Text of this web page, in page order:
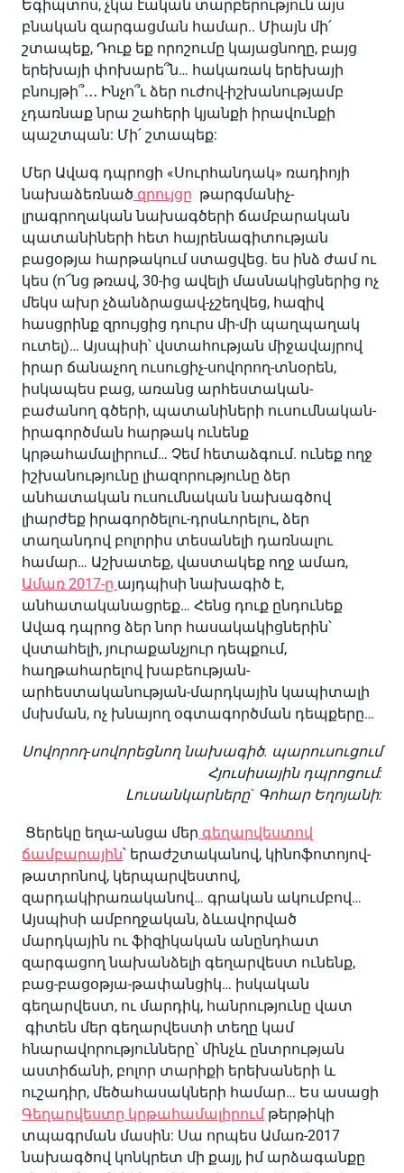
Եգիպտոս, չկա էական տարբերություն այս
բնական զարգացման համար.. Միայն մի՛
շտապեք, Դուք եք որոշումը կայացնողը, բայց
երեխայի փոխարե՞ն… հակառակ երեխայի
բնույթի՞․․․ Ինչո՞ւ ձեր ուժով-իշխանությամբ
չդառնաք նրա շահերի կյանքի իրավունքի
պաշտպան: Մի՛ շտապեք:
Մեր Ավագ դպրոցի «Սուրհանդակ» ռադիոյի
նախաձեռնած զրույցը թարգմանիչ-
լրագրողական նախագծերի ճամբարական
պատանիների հետ հայրենագիտության
բացօթյա հարթակում ստացվեց. ես ինձ ժամ ու
կես (ո՜նց թռավ, 30-ից ավելի մասնակիցներից ոչ
մեկս ախր չձանձրացավ-չշեղվեց, հազիվ
հասցրինք զրույցից դուրս մի-մի պաղպաղակ
ուտել)… Այսպիսի՝ վստահության միջավայրով
իրար ճանաչող ուսուցիչ-սովորող-տնօրեն,
իսկապես բաց, առանց արհեստական-
բաժանող գծերի, պատանիների ուսումնական-
իրագործման հարթակ ունենք
կրթահամալիրում… Չեմ հետաձգում. ունեք ողջ
իշխանությունը լիազորությունը ձեր
անհատական ուսումնական նախագծով
լիարժեք իրագործելու-դրսևորելու, ձեր
տաղանդով բոլորիս տեսանելի դառնալու
համար… Աշխատեք, վաստակեք ողջ ամառ,
Ամառ 2017-ը այդպիսի նախագիծ է,
անհատականացրեք… Հենց դուք ընդունեք
Ավագ դպրոց ձեր նոր հասակակիցներին՝
վստահելի, յուրաքանչյուր դեպքում,
հաղթահարելով խաբեության-
արհեստականության-մարդկային կապիտալի
մսխման, ոչ խնայող օգտագործման դեպքերը…
Սովորող-սովորեցնող նախագիծ. պարուսուցում
Հյուսիսային դպրոցում:
Լուսանկարները` Գոհար Եղոյանի:
Ցերեկը եղա-անցա մեր գեղարվեստով
ճամբարային՝ երաժշտականով, կինոֆոտոյով-
թատրոնով, կերպարվեստով,
զարդակիրառականով… գրական ակումբով…
Այսպիսի ամբողջական, ձևավորված
մարդկային ու ֆիզիկական անընդհատ
զարգացող նախանձելի գեղարվեստ ունենք,
բաց-բացօթյա-թափանցիկ… իսկական
գեղարվեստ, ու մարդիկ, հանրությունը վատ
գիտեն մեր գեղարվեստի տեղը կամ
հնարավորությունները՝ մինչև ընտրության
աստիճանի, բոլոր տարիքի երեխաների և
ուշադիր, մեծահասակների համար… Ես ասացի
Գեղարվեստը կրթահամալիրումթերթիկի
տպագրման մասին: Սա որպես Ամառ-2017
նախագծով կոնկրետ մի քայլ, իմ արձագանքը